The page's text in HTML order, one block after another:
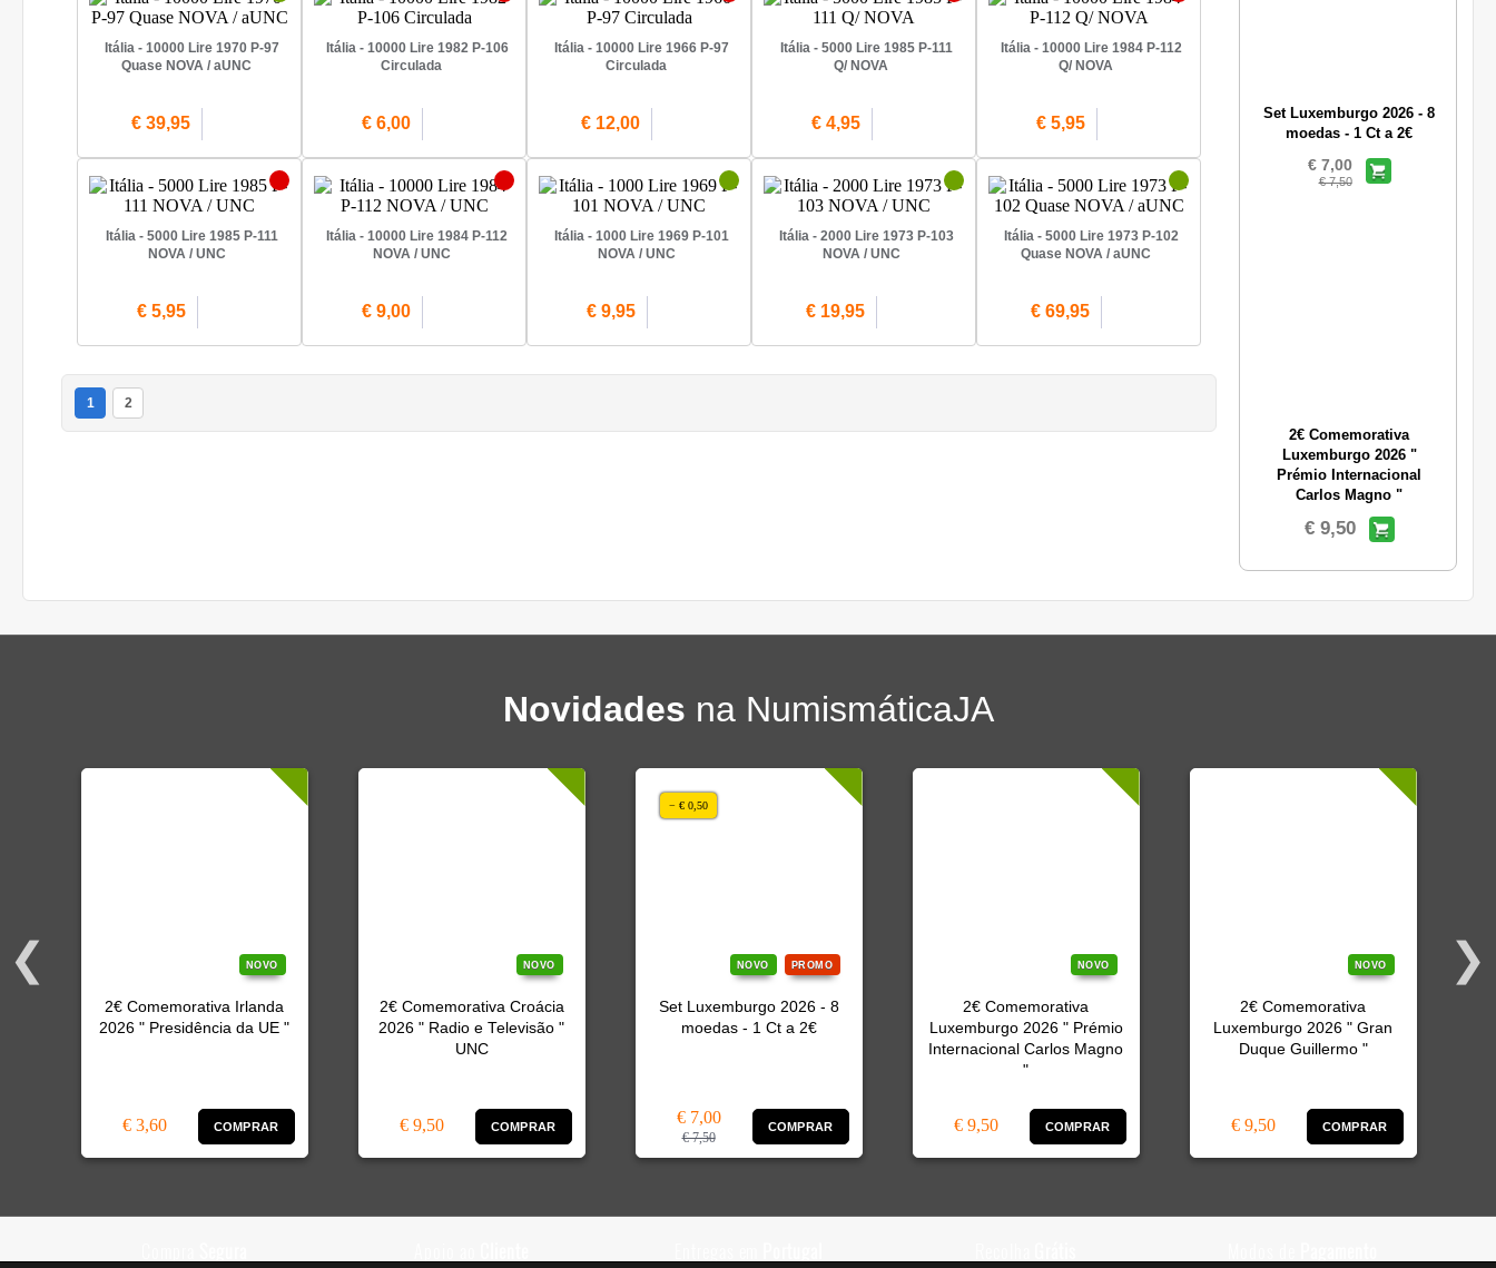
Itália - 10000 Lire 1970 P-97
Quase NOVA / aUNC
€ 39,95
Itália - 10000 Lire 1982 P-106
Circulada
€ 6,00
Itália - 10000 Lire 1966 P-97
Circulada
€ 12,00
Itália - 5000 Lire 1985 P-111
Q/ NOVA
€ 4,95
Itália - 10000 Lire 1984 P-112
Q/ NOVA
€ 5,95
Itália - 5000 Lire 1985 P-111
NOVA / UNC
€ 5,95
Itália - 10000 Lire 1984 P-112
NOVA / UNC
€ 9,00
Itália - 1000 Lire 1969 P-101
NOVA / UNC
€ 9,95
Itália - 2000 Lire 1973 P-103
NOVA / UNC
€ 19,95
Itália - 5000 Lire 1973 P-102
Quase NOVA / aUNC
€ 69,95
1 2
Set Luxemburgo 2026 - 8
moedas - 1 Ct a 2€
€ 7,00
€ 7,50
2€ Comemorativa
Luxemburgo 2026 "
Prémio Internacional
Carlos Magno "
€ 9,50
Novidades na NumismáticaJA
NOVO
2€ Comemorativa Irlanda
2026 " Presidência da UE "
€ 3,60 COMPRAR
NOVO
2€ Comemorativa Croácia
2026 " Radio e Televisão "
UNC
€ 9,50 COMPRAR
NOVO PROMO
Set Luxemburgo 2026 - 8
moedas - 1 Ct a 2€
€ 7,00
€ 7,50
COMPRAR
− € 0,50
NOVO
2€ Comemorativa
Luxemburgo 2026 " Prémio
Internacional Carlos Magno
"
€ 9,50 COMPRAR
NOVO
2€ Comemorativa
Luxemburgo 2026 " Gran
Duque Guillermo "
€ 9,50 COMPRAR